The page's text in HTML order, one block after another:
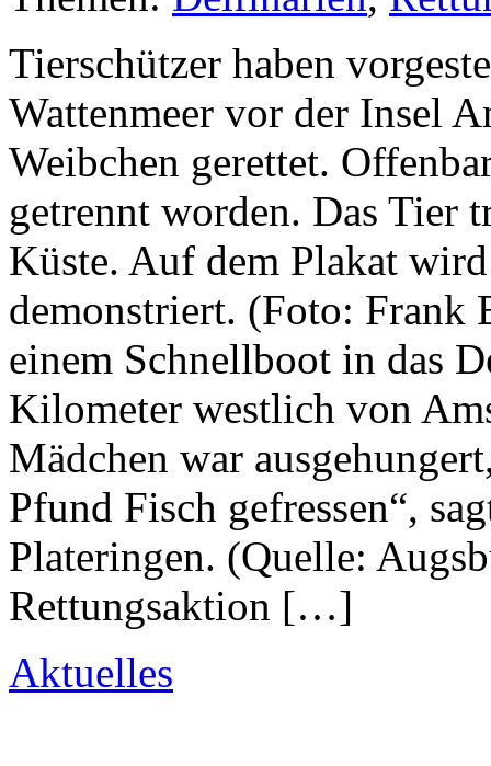
Tierschützer haben
Wattenmeer vor der Insel
Weibchen gerettet.
getrennt worden. Das Tier
Küste. Auf dem Plakat
demonstriert. (Foto: Frank
einem Schnellboot in das
Kilometer westlich von
Mädchen war
Pfund Fisch gefressen“,
Plateringen. (Quelle:
Rettungsaktion […]
Aktuelles